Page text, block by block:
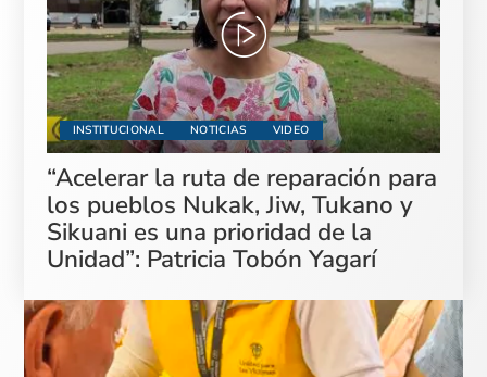
INSTITUCIONAL NOTICIAS VIDEO
“Acelerar la ruta de reparación para
los pueblos Nukak, Jiw, Tukano y
Sikuani es una prioridad de la
Unidad”: Patricia Tobón Yagarí